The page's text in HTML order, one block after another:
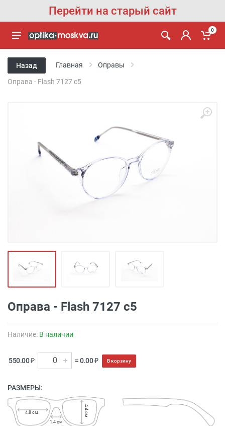
Перейти на старый сайт
0
Назад Главная Оправы
Оправа - Flash 7127 c5
Оправа - Flash 7127 c5
Наличие: В наличии
550.00 ₽ = 0.00 ₽ В корзину
РАЗМЕРЫ:
1.4 см
4.8 см 4.4 см